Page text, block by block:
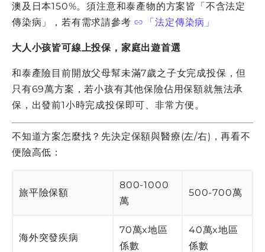
澳及日本150%。須注意和泰產物的方案皆「不含法定
傳染病」，若有需求請參考
「法定傳染病」
大人小孩皆可線上投保，家庭出遊首選
和泰產險目前開放父母幫未滿7歲之子女完成投保，但
只有69萬方案，若小孩有其他保險佔用保額就無法承
保，出發前1小時完成投保即可、非常方便。
不知道方案怎麼找？先決定保額與醫療(左/右)，再看不
便險高低：
旅平險保額
800-1000
萬
500-700萬
海外突發疾病
70萬x地區
係數
40萬x地區
係數